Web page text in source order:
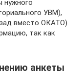
нужного
УВМ),
вместо ОКАТО).
так как
анкеты